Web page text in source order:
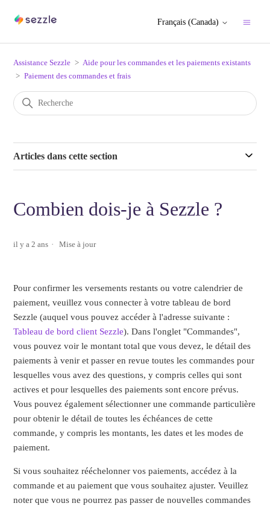
Français (Canada)
Assistance Sezzle
Aide pour les commandes et les paiements existants
Paiement des commandes et frais
Articles dans cette section
Combien dois-je à Sezzle ?
il y a 2 ans Mise à jour
Pour confirmer les versements restants ou votre calendrier de
paiement, veuillez vous connecter à votre tableau de bord
Sezzle (auquel vous pouvez accéder à l'adresse suivante :
Tableau de bord client Sezzle). Dans l'onglet "Commandes",
vous pouvez voir le montant total que vous devez, le détail des
paiements à venir et passer en revue toutes les commandes pour
lesquelles vous avez des questions, y compris celles qui sont
actives et pour lesquelles des paiements sont encore prévus.
Vous pouvez également sélectionner une commande particulière
pour obtenir le détail de toutes les échéances de cette
commande, y compris les montants, les dates et les modes de
paiement.
Si vous souhaitez rééchelonner vos paiements, accédez à la
commande et au paiement que vous souhaitez ajuster. Veuillez
noter que vous ne pourrez pas passer de nouvelles commandes